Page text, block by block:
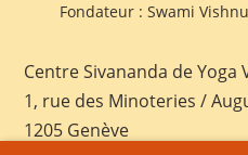
Fondateur : Swami
Centre Sivananda de Yoga
1, rue des Minoteries /
1205 Genève